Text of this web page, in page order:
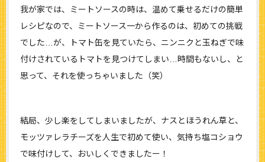
我が家では、ミートソースの時は、温めて乗せるだけの簡単
レシピなので、ミートソース一から作るのは、初めての挑戦
でした…が、トマト缶を見ていたら、ニンニクと玉ねぎで味
付けされているトマトを見つけてしまい…時間もないし、と
思って、それを使っちゃいました（笑）
結局、少し楽をしてしまいましたが、ナスとほうれん草と、
モッツァレラチーズを人生で初めて使い、気持ち塩コショウ
で味付けして、おいしくできましたー！